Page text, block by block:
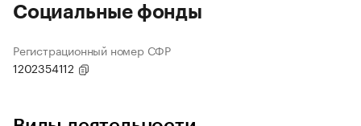
Социальные фонды
Регистрационный номер СФР
1202354112